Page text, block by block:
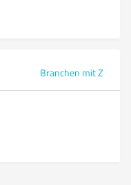
Branchen mit Z